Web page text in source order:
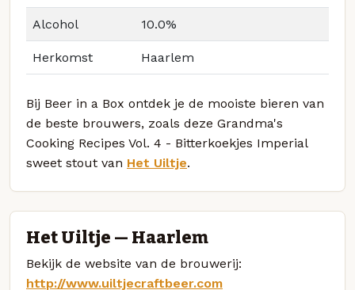
Alcohol 10.0%
Herkomst Haarlem
Bij Beer in a Box ontdek je de mooiste bieren van
de beste brouwers, zoals deze Grandma's
Cooking Recipes Vol. 4 - Bitterkoekjes Imperial
sweet stout van Het Uiltje.
Het Uiltje — Haarlem
Bekijk de website van de brouwerij:
http://www.uiltjecraftbeer.com